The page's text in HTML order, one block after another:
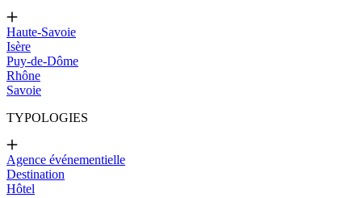
Haute-Savoie
Isère
Puy-de-Dôme
Rhône
Savoie
TYPOLOGIES
Agence événementielle
Destination
Hôtel